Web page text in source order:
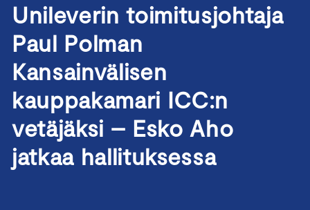
Unileverin toimitusjohtaja
Paul Polman
Kansainvälisen
kauppakamari ICC:n
vetäjäksi – Esko Aho
jatkaa hallituksessa